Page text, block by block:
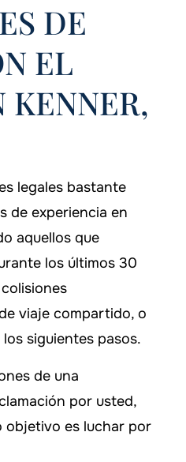
DE
EL
KENNER,
legales bastante
de experiencia en
aquellos que
los últimos 30
viaje compartido, o
siguientes pasos.
de una
por usted,
objetivo es luchar por
vez necesitas ayuda,
de llamar al bufete